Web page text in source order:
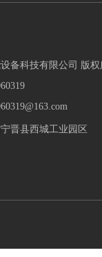
备科技有限公司 版权
晋县西城工业园区